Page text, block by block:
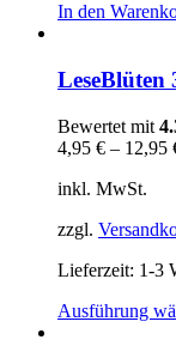
In den
LeseBlüten
Bewertet mit
4,95 € – 12,95
inkl. MwSt.
zzgl.
Lieferzeit: 1-3
Ausführung